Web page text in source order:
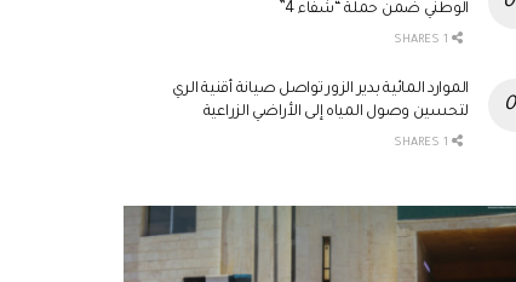
الوطني ضمن حملة “شفاء 4”
الموارد المائية بدير الزور تواصل صيانة أقنية الري
لتحسين وصول المياه إلى الأراضي الزراعية